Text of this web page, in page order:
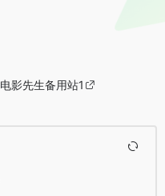
电影先生备用站1